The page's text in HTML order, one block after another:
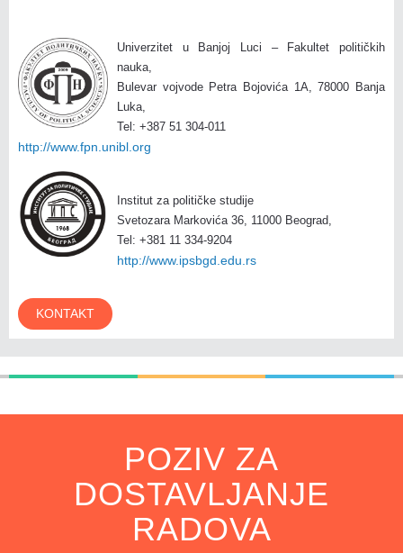
Univerzitet u Banjoj Luci – Fakultet političkih
nauka,
Bulevar vojvode Petra Bojovića 1A, 78000 Banja
Luka,
Tel: +387 51 304-011
http://www.fpn.unibl.org
Institut za političke studije
Svetozara Markovića 36, 11000 Beograd,
Tel: +381 11 334-9204
http://www.ipsbgd.edu.rs
KONTAKT
POZIV ZA
DOSTAVLJANJE
RADOVA